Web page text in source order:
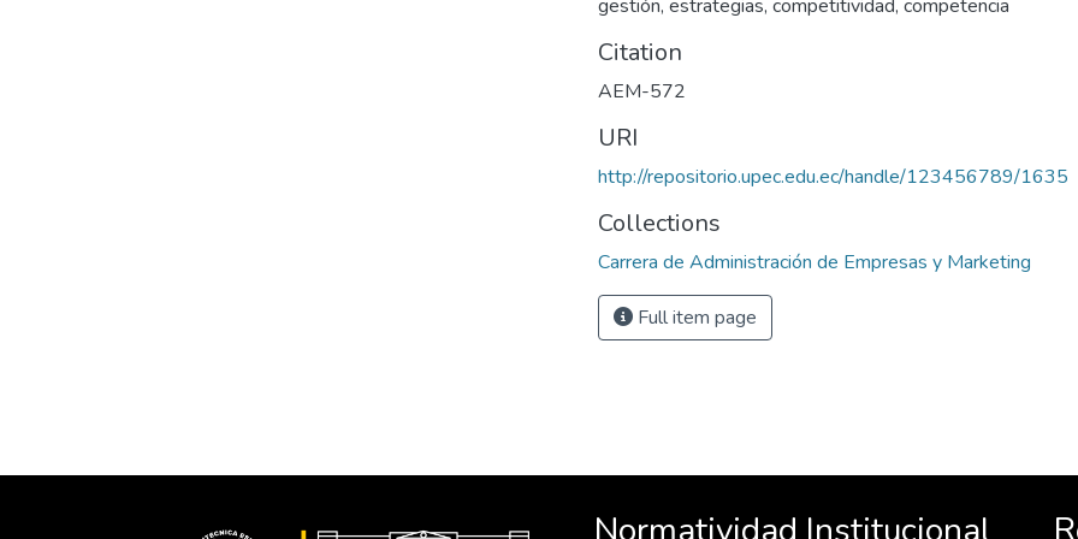
gestión, estrategias, competitividad, competencia
Citation
AEM-572
URI
http://repositorio.upec.edu.ec/handle/123456789/1635
Collections
Carrera de Administración de Empresas y Marketing
Full item page